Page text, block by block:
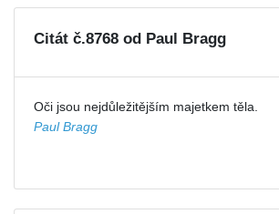
Citát č.8768 od Paul Bragg
Oči jsou nejdůležitějším majetkem těla.
Paul Bragg